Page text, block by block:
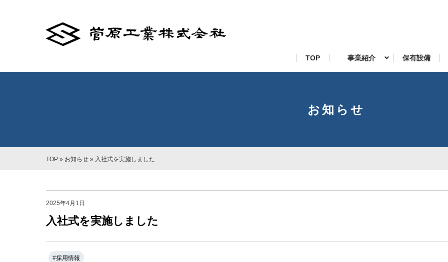
TOP 事業紹介 保有設備
お知らせ
TOP » お知らせ » 入社式を実施しました
2025年4月1日
入社式を実施しました
#採用情報